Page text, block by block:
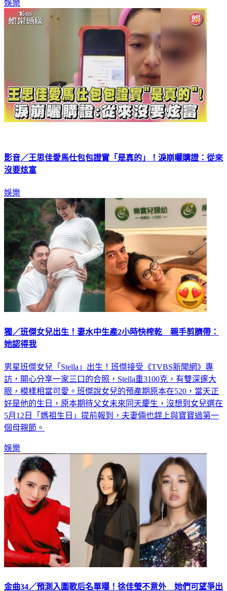
娛樂
影音／王思佳愛馬仕包包證實「是真的」！淚崩曬購證：從來
沒要炫富
娛樂
獨／班傑女兒出生！妻水中生產2小時快榨乾 親手剪臍帶：
她認得我
男星班傑女兒「Stella」出生！班傑接受《TVBS新聞網》專
訪，開心分享一家三口的合照，Stella重3100克，有雙深邃大
眼，模樣相當可愛。班傑說女兒的預產期原本在520，當天正
好是他的生日，原本期待父女未來同天慶生，沒想到女兒選在
5月12日「媽祖生日」提前報到，夫妻倆也趕上與寶寶過第一
個母親節。
娛樂
金曲34／預測入圍歌后名單曝！徐佳瑩不意外 她們可望爭出